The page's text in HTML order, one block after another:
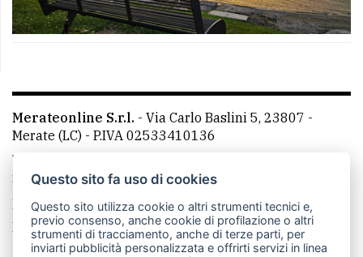
Merateonline S.r.l. - Via Carlo Baslini 5, 23807 -
Merate (LC) - P.IVA 02533410136
Telefono:
mail: redazione@leccoonline.com
La redazione
MerateOnline CasateOnline
RSS
Made by VIP
Questo sito fa uso di cookies
Questo sito utilizza cookie o altri strumenti tecnici e,
previo consenso, anche cookie di profilazione o altri
strumenti di tracciamento, anche di terze parti, per
inviarti pubblicità personalizzata e offrirti servizi in linea